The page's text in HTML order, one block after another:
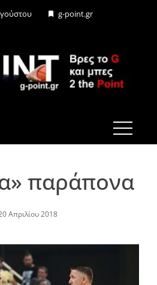
g-point.gr
παράπονα
Απριλίου 2018